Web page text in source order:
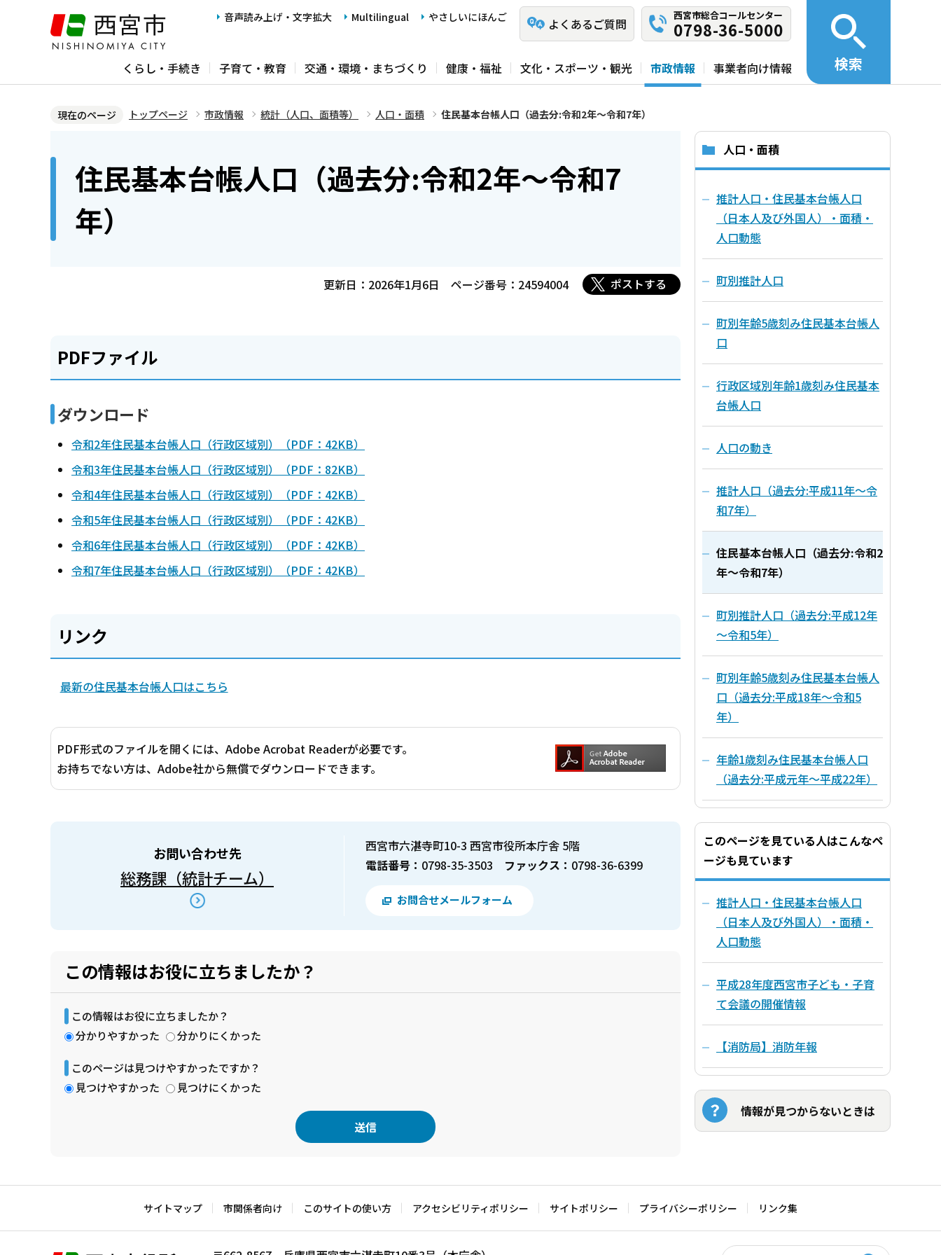
ジ
音声読み上げ・文字拡大 Multilingual やさしいにほんご よくあるご質問
西宮市総合コールセンター
0798-36-5000
くらし・手続き 子育て・教育 交通・環境・まちづくり 健康・福祉 文化・スポーツ・観光 市政情報 事業者向け情報 検索
現在のページ トップページ 市政情報 統計（人口、面積等） 人口・面積 住民基本台帳人口（過去分:令和2年～令和7年）
住民基本台帳人口（過去分:令和2年～令和7
年）
更新日：2026年1月6日 ページ番号：24594004 ポストする
PDFファイル
ダウンロード
令和2年住民基本台帳人口（行政区域別）（PDF：42KB）
令和3年住民基本台帳人口（行政区域別）（PDF：82KB）
令和4年住民基本台帳人口（行政区域別）（PDF：42KB）
令和5年住民基本台帳人口（行政区域別）（PDF：42KB）
令和6年住民基本台帳人口（行政区域別）（PDF：42KB）
令和7年住民基本台帳人口（行政区域別）（PDF：42KB）
リンク
最新の住民基本台帳人口はこちら
PDF形式のファイルを開くには、Adobe Acrobat Readerが必要です。
お持ちでない方は、Adobe社から無償でダウンロードできます。
お問い合わせ先
総務課（統計チーム）
西宮市六湛寺町10-3 西宮市役所本庁舎 5階
電話番号： 0798-35-3503 ファックス： 0798-36-6399
お問合せメールフォーム
この情報はお役に立ちましたか？
この情報はお役に立ちましたか？
分かりやすかった
分かりにくかった
このページは見つけやすかったですか？
見つけやすかった
見つけにくかった
文
人口・面積
推計人口・住民基本台帳人口
（日本人及び外国人）・面積・
人口動態
町別推計人口
町別年齢5歳刻み住民基本台帳人
口
行政区域別年齢1歳刻み住民基本
台帳人口
人口の動き
推計人口（過去分:平成11年～令
和7年）
住民基本台帳人口（過去分:令和2
年～令和7年）
町別推計人口（過去分:平成12年
～令和5年）
町別年齢5歳刻み住民基本台帳人
口（過去分:平成18年～令和5
年）
年齢1歳刻み住民基本台帳人口
（過去分:平成元年～平成22年）
このページを見ている人はこんなペ
ージも見ています
推計人口・住民基本台帳人口
（日本人及び外国人）・面積・
人口動態
平成28年度西宮市子ども・子育
て会議の開催情報
【消防局】消防年報
情報が見つからないときは
サイトマップ 市関係者向け このサイトの使い方 アクセシビリティポリシー サイトポリシー プライバシーポリシー リンク集